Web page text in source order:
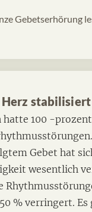
Gebetserhörung
Herz stabilisiert
hatte 100 -
Gebet hat
wesentlich
% verringert.